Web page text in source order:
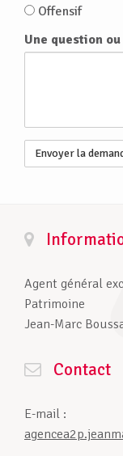
Offensif
Une question
Agent général
Patrimoine
Jean-Marc
Contact
E-mail :